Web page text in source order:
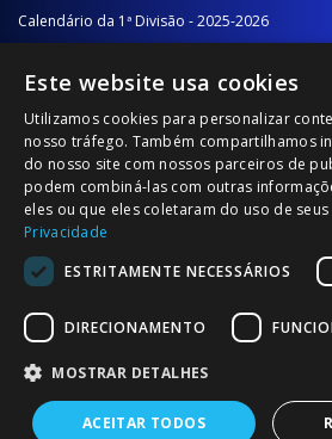
Calendário da 1ª Divisão - 2025-2026
Calendário da 2ª Divisão - Série B - 2025-2026
Calendário da Época
NOTÍCIAS/COMUNICADOS
Notícias
Comunicados
© 2026 Associação Futebol
Este website usa cookies
Utilizamos cookies para personalizar
nosso tráfego. Também compartilhamos
do nosso site com nossos parceiros de
podem combiná-las com outras
eles ou que eles coletaram do uso de seus
Privacidade
ESTRITAMENTE NECESSÁRIOS
DIRECIONAMENTO
MOSTRAR DETALHES
ACEITAR TODOS